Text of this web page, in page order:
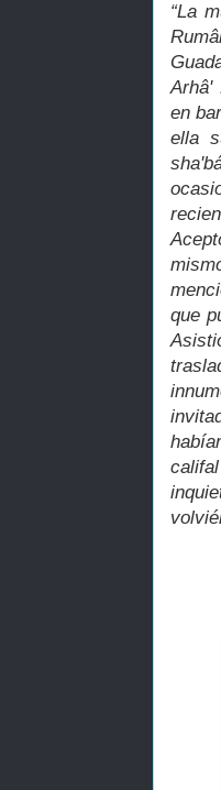
“La
Arhâ'
en
ella
que